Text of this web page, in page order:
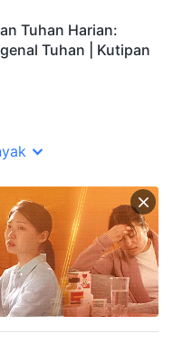
Tuhan Harian:
Tuhan | Kutipan